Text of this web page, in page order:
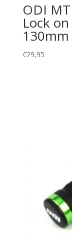
ODI
Lock
130mm
€29,95